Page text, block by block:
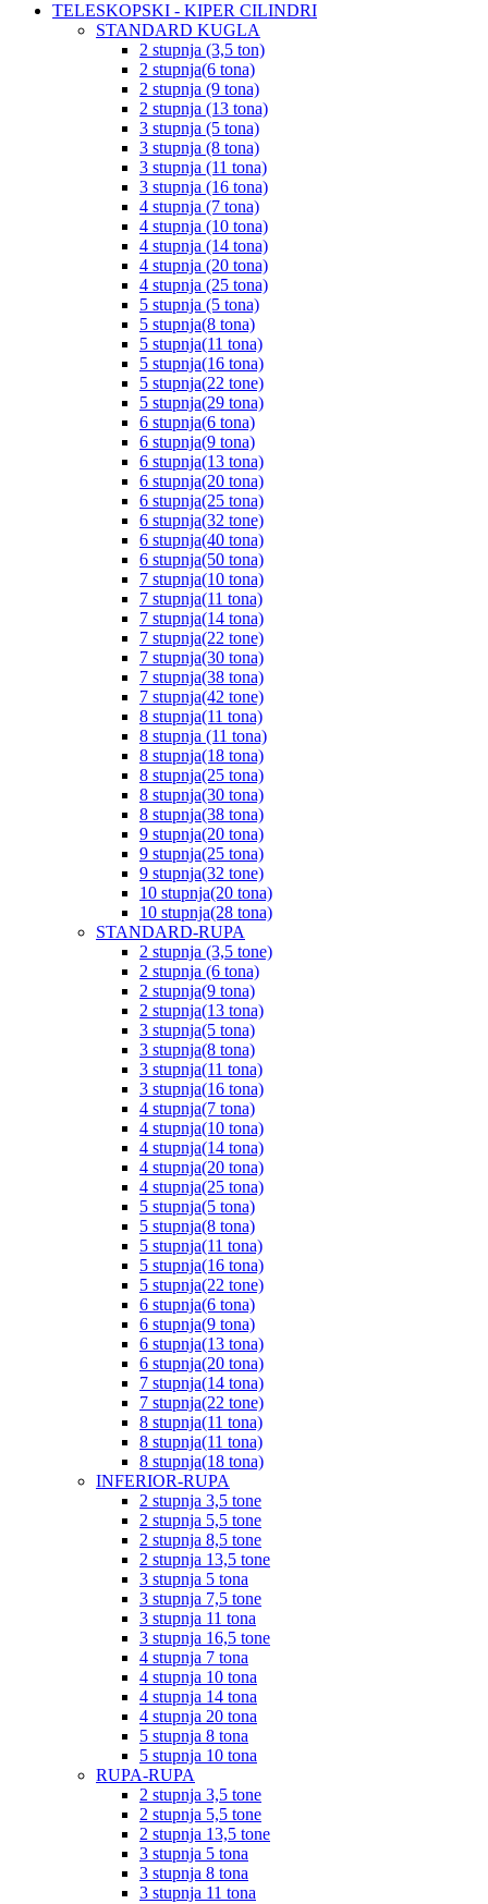
TELESKOPSKI - KIPER CILINDRI
STANDARD KUGLA
2 stupnja (3,5 ton)
2 stupnja(6 tona)
2 stupnja (9 tona)
2 stupnja (13 tona)
3 stupnja (5 tona)
3 stupnja (8 tona)
3 stupnja (11 tona)
3 stupnja (16 tona)
4 stupnja (7 tona)
4 stupnja (10 tona)
4 stupnja (14 tona)
4 stupnja (20 tona)
4 stupnja (25 tona)
5 stupnja (5 tona)
5 stupnja(8 tona)
5 stupnja(11 tona)
5 stupnja(16 tona)
5 stupnja(22 tone)
5 stupnja(29 tona)
6 stupnja(6 tona)
6 stupnja(9 tona)
6 stupnja(13 tona)
6 stupnja(20 tona)
6 stupnja(25 tona)
6 stupnja(32 tone)
6 stupnja(40 tona)
6 stupnja(50 tona)
7 stupnja(10 tona)
7 stupnja(11 tona)
7 stupnja(14 tona)
7 stupnja(22 tone)
7 stupnja(30 tona)
7 stupnja(38 tona)
7 stupnja(42 tone)
8 stupnja(11 tona)
8 stupnja (11 tona)
8 stupnja(18 tona)
8 stupnja(25 tona)
8 stupnja(30 tona)
8 stupnja(38 tona)
9 stupnja(20 tona)
9 stupnja(25 tona)
9 stupnja(32 tone)
10 stupnja(20 tona)
10 stupnja(28 tona)
STANDARD-RUPA
2 stupnja (3,5 tone)
2 stupnja (6 tona)
2 stupnja(9 tona)
2 stupnja(13 tona)
3 stupnja(5 tona)
3 stupnja(8 tona)
3 stupnja(11 tona)
3 stupnja(16 tona)
4 stupnja(7 tona)
4 stupnja(10 tona)
4 stupnja(14 tona)
4 stupnja(20 tona)
4 stupnja(25 tona)
5 stupnja(5 tona)
5 stupnja(8 tona)
5 stupnja(11 tona)
5 stupnja(16 tona)
5 stupnja(22 tone)
6 stupnja(6 tona)
6 stupnja(9 tona)
6 stupnja(13 tona)
6 stupnja(20 tona)
7 stupnja(14 tona)
7 stupnja(22 tone)
8 stupnja(11 tona)
8 stupnja(11 tona)
8 stupnja(18 tona)
INFERIOR-RUPA
2 stupnja 3,5 tone
2 stupnja 5,5 tone
2 stupnja 8,5 tone
2 stupnja 13,5 tone
3 stupnja 5 tona
3 stupnja 7,5 tone
3 stupnja 11 tona
3 stupnja 16,5 tone
4 stupnja 7 tona
4 stupnja 10 tona
4 stupnja 14 tona
4 stupnja 20 tona
5 stupnja 8 tona
5 stupnja 10 tona
RUPA-RUPA
2 stupnja 3,5 tone
2 stupnja 5,5 tone
2 stupnja 13,5 tone
3 stupnja 5 tona
3 stupnja 8 tona
3 stupnja 11 tona